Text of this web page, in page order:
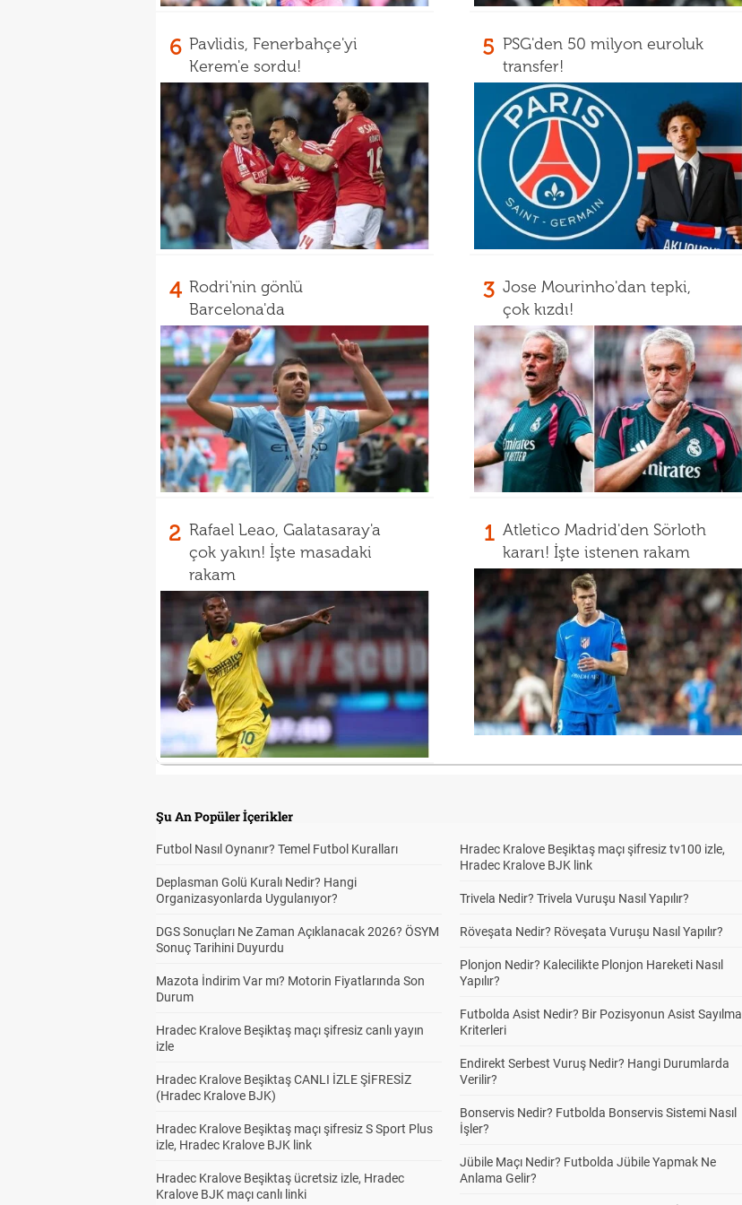
6 Pavlidis, Fenerbahçe'yi
Kerem'e sordu!
5 PSG'den 50 milyon euroluk
transfer!
4 Rodri'nin gönlü
Barcelona'da
3 Jose Mourinho'dan tepki,
çok kızdı!
2 Rafael Leao, Galatasaray'a
çok yakın! İşte masadaki
rakam
1 Atletico Madrid'den Sörloth
kararı! İşte istenen rakam
Şu An Popüler İçerikler
Futbol Nasıl Oynanır? Temel Futbol Kuralları
Deplasman Golü Kuralı Nedir? Hangi
Organizasyonlarda Uygulanıyor?
DGS Sonuçları Ne Zaman Açıklanacak 2026? ÖSYM
Sonuç Tarihini Duyurdu
Mazota İndirim Var mı? Motorin Fiyatlarında Son
Durum
Hradec Kralove Beşiktaş maçı şifresiz canlı yayın
izle
Hradec Kralove Beşiktaş CANLI İZLE ŞİFRESİZ
(Hradec Kralove BJK)
Hradec Kralove Beşiktaş maçı şifresiz S Sport Plus
izle, Hradec Kralove BJK link
Hradec Kralove Beşiktaş ücretsiz izle, Hradec
Kralove BJK maçı canlı linki
Hradec Kralove Beşiktaş maçı şifresiz tv100 izle,
Hradec Kralove BJK link
Trivela Nedir? Trivela Vuruşu Nasıl Yapılır?
Röveşata Nedir? Röveşata Vuruşu Nasıl Yapılır?
Plonjon Nedir? Kalecilikte Plonjon Hareketi Nasıl
Yapılır?
Futbolda Asist Nedir? Bir Pozisyonun Asist Sayılma
Kriterleri
Endirekt Serbest Vuruş Nedir? Hangi Durumlarda
Verilir?
Bonservis Nedir? Futbolda Bonservis Sistemi Nasıl
İşler?
Jübile Maçı Nedir? Futbolda Jübile Yapmak Ne
Anlama Gelir?